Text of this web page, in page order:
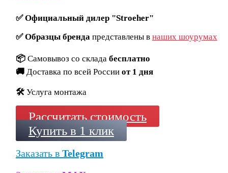
✅Официальный дилер "Stroeher"
✅Образцы брендапредставлены в наших шоурумах
📦 Самовывоз со склада бесплатно
🚚 Доставка по всей России от 1 дня
🛠️ Услуга монтажа
Рассчитать стоимость
Купить в 1 клик
Заказать в Telegram